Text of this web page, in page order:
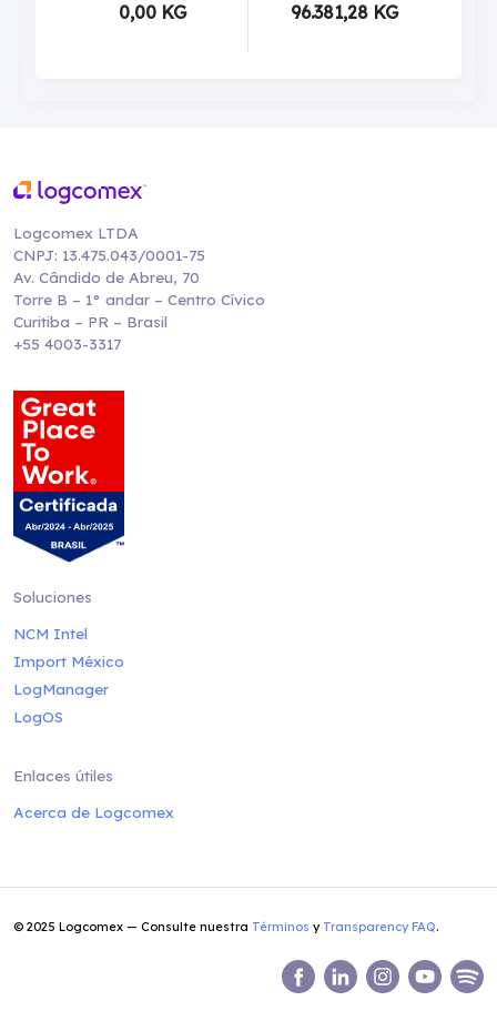
0,00 KG 96.381,28 KG
Logcomex LTDA
CNPJ: 13.475.043/0001-75
Av. Cândido de Abreu, 70
Torre B – 1° andar – Centro Cívico
Curitiba – PR – Brasil
+55 4003-3317
Soluciones
NCM Intel
Import México
LogManager
LogOS
Enlaces útiles
Acerca de Logcomex
© 2025 Logcomex — Consulte nuestra Términos y Transparency FAQ.